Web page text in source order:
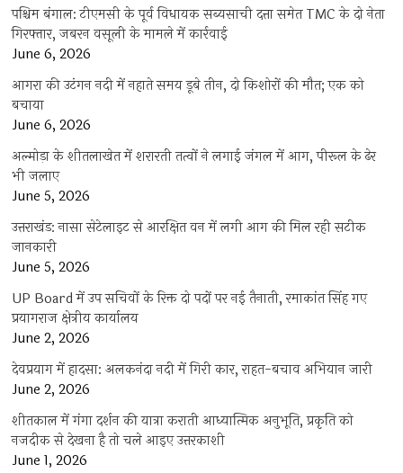
पश्चिम बंगाल: टीएमसी के पूर्व विधायक सब्यसाची दत्ता समेत TMC के दो नेता
गिरफ्तार, जबरन वसूली के मामले में कार्रवाई
June 6, 2026
आगरा की उटंगन नदी में नहाते समय डूबे तीन, दो किशोरों की मौत; एक को
बचाया
June 6, 2026
अल्मोड़ा के शीतलाखेत में शरारती तत्वों ने लगाई जंगल में आग, पीरूल के ढेर
भी जलाए
June 5, 2026
उत्तराखंड: नासा सेटेलाइट से आरक्षित वन में लगी आग की मिल रही सटीक
जानकारी
June 5, 2026
UP Board में उप सचिवों के रिक्त दो पदों पर नई तैनाती, रमाकांत सिंह गए
प्रयागराज क्षेत्रीय कार्यालय
June 2, 2026
देवप्रयाग में हादसा: अलकनंदा नदी में गिरी कार, राहत-बचाव अभियान जारी
June 2, 2026
शीतकाल में गंगा दर्शन की यात्रा कराती आध्यात्मिक अनुभूति, प्रकृति को
नजदीक से देखना है तो चले आइए उत्तरकाशी
June 1, 2026